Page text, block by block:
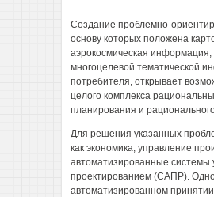
Создание проблемно-
основу которых положена
аэрокосмическая
многоцелевой тематической
потребителя, открывает
целого комплекса
планирования и
Для решения указанных
как экономика, управление
автоматизированные
проектированием (САПР).
автоматизированном